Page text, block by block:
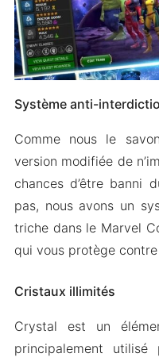
Système anti-
Comme nous le
version modifiée de
chances d’être banni
pas, nous avons un
triche dans le Marvel
qui vous protège
Cristaux illimités
Crystal est un
principalement